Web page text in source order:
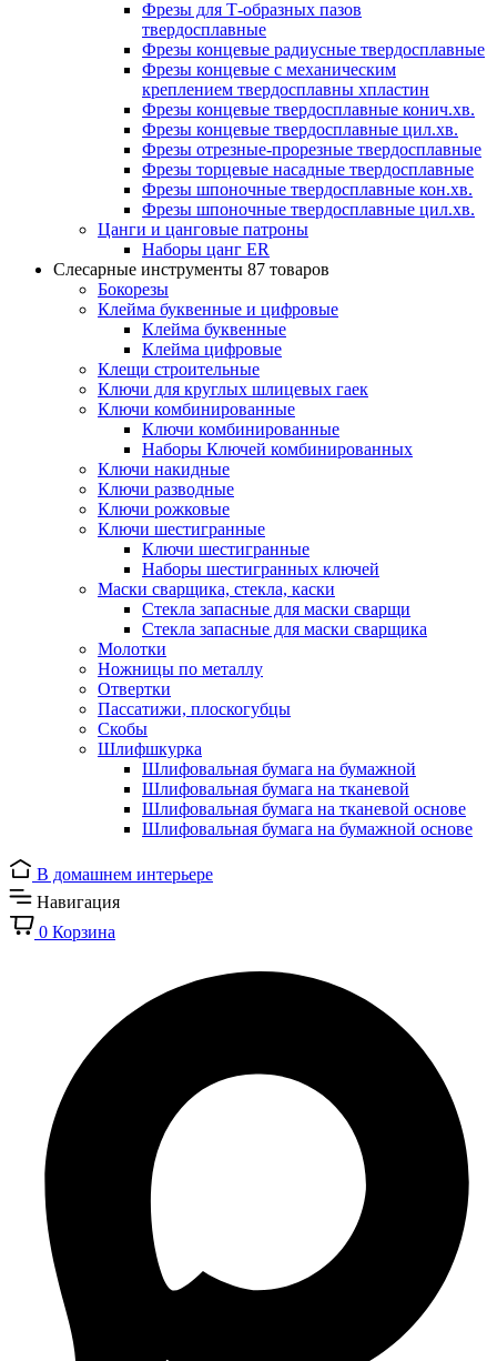
Фрезы для Т-образных пазов
твердосплавные
Фрезы концевые радиусные твердосплавные
Фрезы концевые с механическим
креплением твердосплавны хпластин
Фрезы концевые твердосплавные конич.хв.
Фрезы концевые твердосплавные цил.хв.
Фрезы отрезные-прорезные твердосплавные
Фрезы торцевые насадные твердосплавные
Фрезы шпоночные твердосплавные кон.хв.
Фрезы шпоночные твердосплавные цил.хв.
Цанги и цанговые патроны
Наборы цанг ER
Слесарные инструменты 87 товаров
Бокорезы
Клейма буквенные и цифровые
Клейма буквенные
Клейма цифровые
Клещи строительные
Ключи для круглых шлицевых гаек
Ключи комбинированные
Ключи комбинированные
Наборы Ключей комбинированных
Ключи накидные
Ключи разводные
Ключи рожковые
Ключи шестигранные
Ключи шестигранные
Наборы шестигранных ключей
Маски сварщика, стекла, каски
Стекла запасные для маски сварщи
Стекла запасные для маски сварщика
Молотки
Ножницы по металлу
Отвертки
Пассатижи, плоскогубцы
Скобы
Шлифшкурка
Шлифовальная бумага на бумажной
Шлифовальная бумага на тканевой
Шлифовальная бумага на тканевой основе
Шлифовальная бумага на бумажной основе
В домашнем интерьере
Навигация
0 Корзина